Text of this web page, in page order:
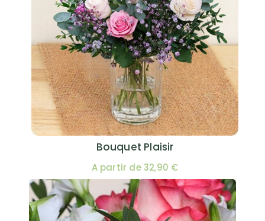
Bouquet Plaisir
A partir de 32,90 €